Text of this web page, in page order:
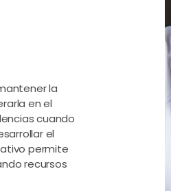
la
en el
cuando
el
permite
recursos